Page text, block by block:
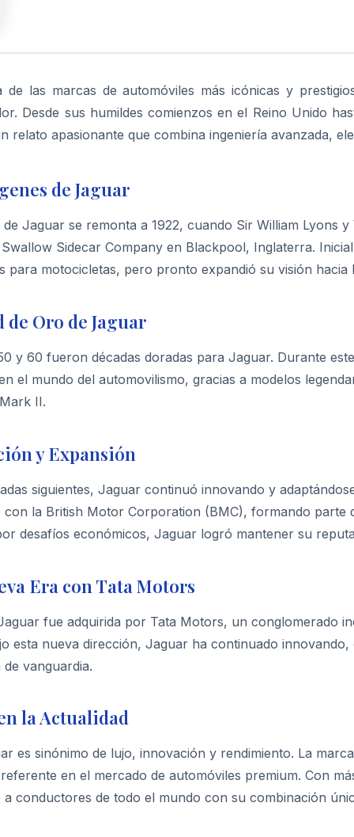
de las marcas de automóviles más icónicas y
Desde sus humildes comienzos en el Reino Unido
relato apasionante que combina ingeniería avanzada,
de Jaguar
de Jaguar se remonta a 1922, cuando Sir William Lyons
Sidecar Company en Blackpool, Inglaterra.
para motocicletas, pero pronto expandió su visión
de Oro de Jaguar
y 60 fueron décadas doradas para Jaguar. Durante
el mundo del automovilismo, gracias a modelos
II.
y Expansión
siguientes, Jaguar continuó innovando y
con la British Motor Corporation (BMC), formando parte
desafíos económicos, Jaguar logró mantener su
Era con Tata Motors
fue adquirida por Tata Motors, un conglomerado
esta nueva dirección, Jaguar ha continuado
vanguardia.
la Actualidad
es sinónimo de lujo, innovación y rendimiento. La
en el mercado de automóviles premium. Con
a conductores de todo el mundo con su combinación